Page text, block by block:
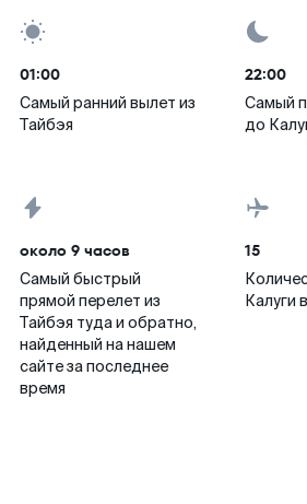
01:00
Самый ранний вылет из
Тайбэя
22:00
Самый
до
около 9 часов
Самый быстрый
прямой перелет из
Тайбэя туда и обратно,
найденный на нашем
сайте за последнее
время
15
Калуги